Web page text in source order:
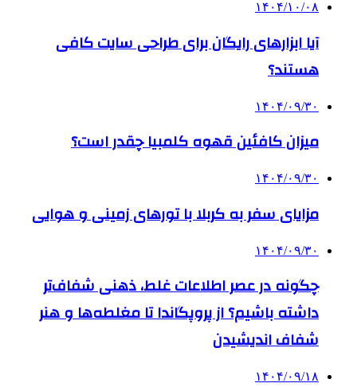
۱۴۰۴/۱۰/۰۸
آیا ابزارهای رایگان برای طراحی سایت کافی
هستند؟
۱۴۰۴/۰۹/۳۰
میزان کافئین قهوه کلمبیا چقدر است؟
۱۴۰۴/۰۹/۳۰
مزایای سفر به کربلا با تورهای زمینی و هوایی
۱۴۰۴/۰۹/۳۰
چگونه در عصر اطلاعات غلط، ذهنی شفاف‌تر
داشته باشیم؟ از پروپگاندا تا مغلطه‌ها و هنر
شفاف اندیشیدن
۱۴۰۴/۰۹/۱۸